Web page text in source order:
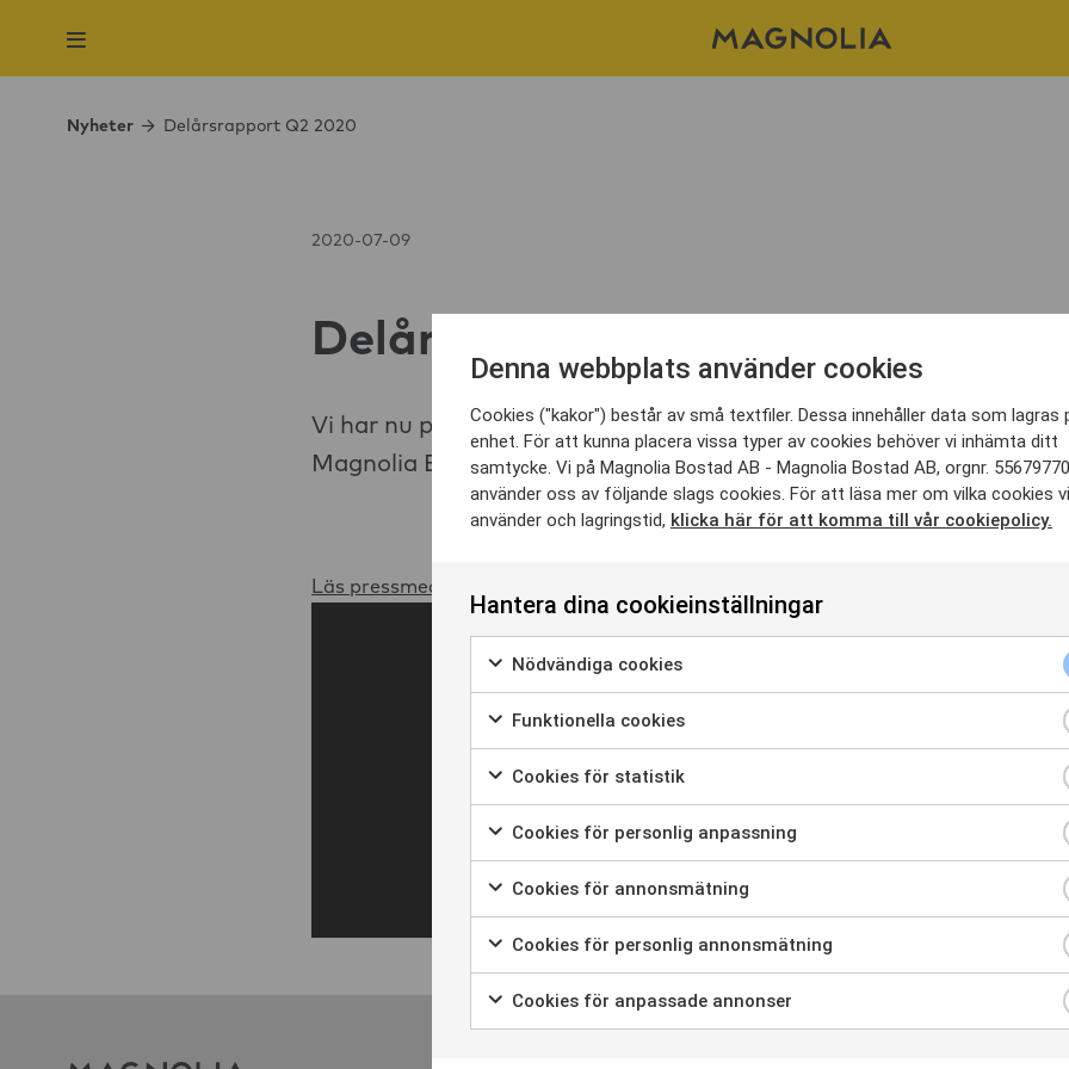
Nyheter Delårsrapport Q2 2020
2020-07-09
Delårsrapport Q2 2020
Vi har nu publicerat vår delårsrapport för Q2 2020. Se Fredrik
Magnolia Bostad, kommentera delårsrapporten.
Läs pressmeddelandet och rapporten här
Denna webbplats använder cookies
Cookies ("kakor") består av små textfiler. Dessa innehåller data som lagras
enhet. För att kunna placera vissa typer av cookies behöver vi inhämta ditt
samtycke. Vi på Magnolia Bostad AB - Magnolia Bostad AB, orgnr.
använder oss av följande slags cookies. För att läsa mer om vilka cookies vi
använder och lagringstid, klicka här för att komma till vår cookiepolicy.
Hantera dina cookieinställningar
Nödvändiga cookies
Markera för att samtycka till användning av Nödvändiga cookies
Funktionella cookies
Markera för att samtycka till användning av Funktionella cookies
Cookies för statistik
Markera för att samtycka till användning av Cookies för statistik
Cookies för personlig anpassning
Markera för att samtycka till användning av Cookies för personlig
Cookies för annonsmätning
Markera för att samtycka till användning av Cookies för
Cookies för personlig annonsmätning
Markera för att samtycka till användning av Cookies för personlig
Cookies för anpassade annonser
Markera för att samtycka till användning av Cookies för anpassade